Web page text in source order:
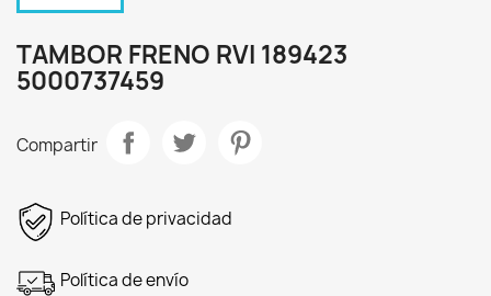
TAMBOR FRENO RVI 189423
5000737459
Compartir
Política de privacidad
Política de envío